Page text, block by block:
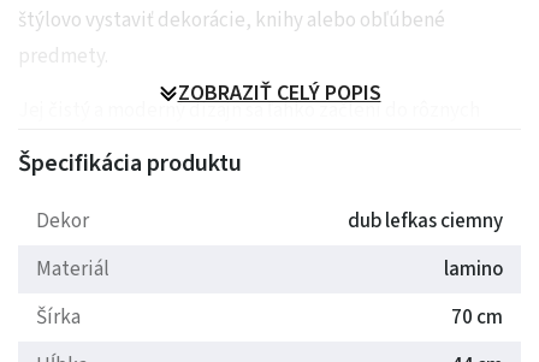
štýlovo vystaviť dekorácie, knihy alebo obľúbené
predmety.
Jej čistý a moderný dizajn sa ľahko začlení do rôznych
interiérov a pomáha vytvoriť harmonický a uprataný
priestor.
Prečo si ju zamilujete
praktickým úložným priestorom a dekoratívnou funkciou.
ZOBRAZIŤ CELÝ POPIS
Špecifikácia produktu
Dekor
dub lefkas ciemny
Materiál
lamino
Šírka
70 cm